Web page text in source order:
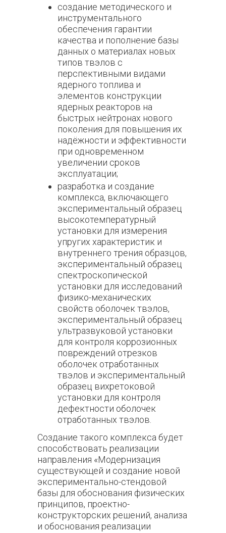
создание методического и
инструментального
обеспечения гарантии
качества и пополнение базы
данных о материалах новых
типов твэлов с
перспективными видами
ядерного топлива и
элементов конструкции
ядерных реакторов на
быстрых нейтронах нового
поколения для повышения их
надёжности и эффективности
при одновременном
увеличении сроков
эксплуатации;
разработка и создание
комплекса, включающего
экспериментальный образец
высокотемпературный
установки для измерения
упругих характеристик и
внутреннего трения образцов,
экспериментальный образец
спектроскопической
установки для исследований
физико-механических
свойств оболочек твэлов,
экспериментальный образец
ультразвуковой установки
для контроля коррозионных
повреждений отрезков
оболочек отработанных
твэлов и экспериментальный
образец вихретоковой
установки для контроля
дефектности оболочек
отработанных твэлов.
Создание такого комплекса будет
способствовать реализации
направления «Модернизация
существующей и создание новой
экспериментально-стендовой
базы для обоснования физических
принципов, проектно-
конструкторских решений, анализа
и обоснования реализации